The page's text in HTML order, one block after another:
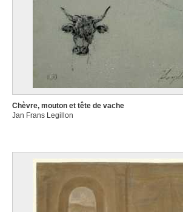
Chèvre, mouton et tête de vache
Jan Frans Legillon